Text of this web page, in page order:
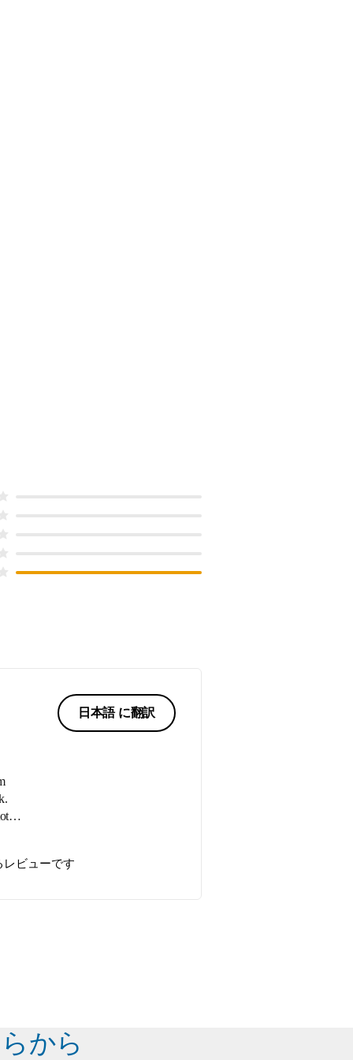
日本語 に翻訳
Andビューです
から